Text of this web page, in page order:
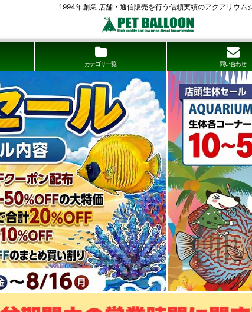
1994年創業 店舗・通信販売を行う信頼実績のアクアリウム
カテゴリ一覧 問い合わせ